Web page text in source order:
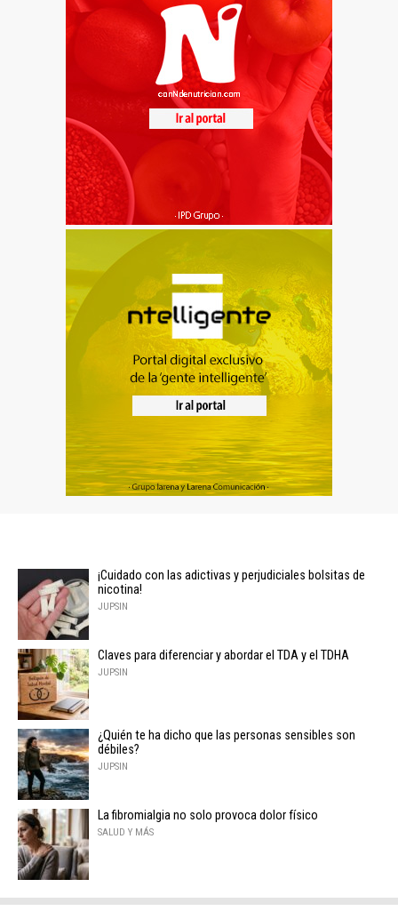
¡Cuidado con las adictivas y perjudiciales bolsitas de
nicotina!
JUPSIN
Claves para diferenciar y abordar el TDA y el TDHA
JUPSIN
¿Quién te ha dicho que las personas sensibles son
débiles?
JUPSIN
La fibromialgia no solo provoca dolor físico
SALUD Y MÁS